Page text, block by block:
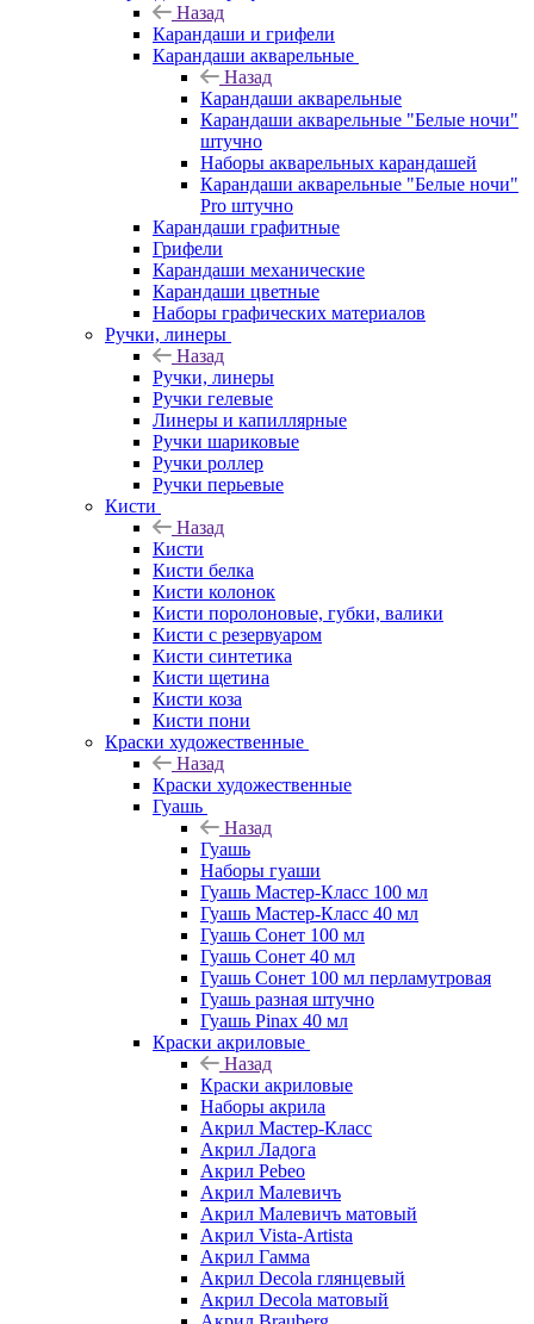
Назад
Карандаши и грифели
Карандаши акварельные
Назад
Карандаши акварельные
Карандаши акварельные "Белые ночи"
штучно
Наборы акварельных карандашей
Карандаши акварельные "Белые ночи"
Pro штучно
Карандаши графитные
Грифели
Карандаши механические
Карандаши цветные
Наборы графических материалов
Ручки, линеры
Назад
Ручки, линеры
Ручки гелевые
Линеры и капиллярные
Ручки шариковые
Ручки роллер
Ручки перьевые
Кисти
Назад
Кисти
Кисти белка
Кисти колонок
Кисти поролоновые, губки, валики
Кисти с резервуаром
Кисти синтетика
Кисти щетина
Кисти коза
Кисти пони
Краски художественные
Назад
Краски художественные
Гуашь
Назад
Гуашь
Наборы гуаши
Гуашь Мастер-Класс 100 мл
Гуашь Мастер-Класс 40 мл
Гуашь Сонет 100 мл
Гуашь Сонет 40 мл
Гуашь Сонет 100 мл перламутровая
Гуашь разная штучно
Гуашь Pinax 40 мл
Краски акриловые
Назад
Краски акриловые
Наборы акрила
Акрил Мастер-Класс
Акрил Ладога
Акрил Pebeo
Акрил Малевичъ
Акрил Малевичъ матовый
Акрил Vista-Artista
Акрил Гамма
Акрил Decola глянцевый
Акрил Decola матовый